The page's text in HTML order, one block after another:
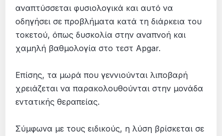
αναπτύσσεται φυσιολογικά και αυτό να
οδηγήσει σε προβλήματα κατά τη διάρκεια του
τοκετού, όπως δυσκολία στην αναπνοή και
χαμηλή βαθμολογία στο τεστ Apgar.
Επίσης, τα μωρά που γεννιούνται λιποβαρή
χρειάζεται να παρακολουθούνται στην μονάδα
εντατικής θεραπείας.
Σύμφωνα με τους ειδικούς, η λύση βρίσκεται σε